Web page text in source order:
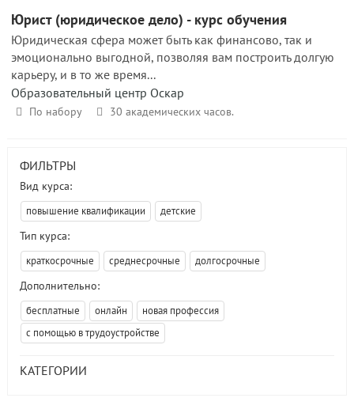
Юрист (юридическое дело) - курс обучения
Юридическая сфера может быть как финансово, так и
эмоционально выгодной, позволяя вам построить долгую
карьеру, и в то же время...
Образовательный центр Оскар
По набору 30 академических часов.
ФИЛЬТРЫ
Вид курса:
повышение квалификации детские
Тип курса:
краткосрочные среднесрочные долгосрочные
Дополнительно:
бесплатные онлайн
новая профессия
с помощью в трудоустройстве
КАТЕГОРИИ